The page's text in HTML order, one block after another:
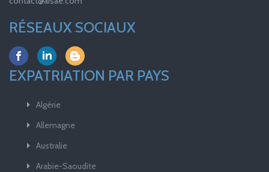
RÉSEAUX SOCIAUX
EXPATRIATION PAR PAYS
Algérie
Allemagne
Australie
Arabie-Saoudite